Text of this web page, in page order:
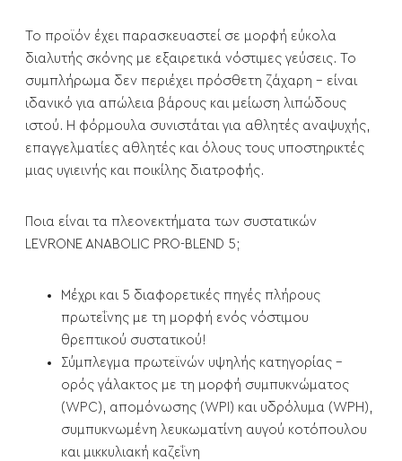
Το προϊόν έχει παρασκευαστεί σε μορφή εύκολα
διαλυτής σκόνης με εξαιρετικά νόστιμες γεύσεις. Το
συμπλήρωμα δεν περιέχει πρόσθετη ζάχαρη - είναι
ιδανικό για απώλεια βάρους και μείωση λιπώδους
ιστού. Η φόρμουλα συνιστάται για αθλητές αναψυχής,
επαγγελματίες αθλητές και όλους τους υποστηρικτές
μιας υγιεινής και ποικίλης διατροφής.
Ποια είναι τα πλεονεκτήματα των συστατικών
LEVRONE ANABOLIC PRO-BLEND 5;
Μέχρι και 5 διαφορετικές πηγές πλήρους
πρωτεΐνης με τη μορφή ενός νόστιμου
θρεπτικού συστατικού!
Σύμπλεγμα πρωτεϊνών υψηλής κατηγορίας -
ορός γάλακτος με τη μορφή συμπυκνώματος
(WPC), απομόνωσης (WPI) και υδρόλυμα (WPH),
συμπυκνωμένη λευκωματίνη αυγού κοτόπουλου
και μικκυλιακή καζεΐνη